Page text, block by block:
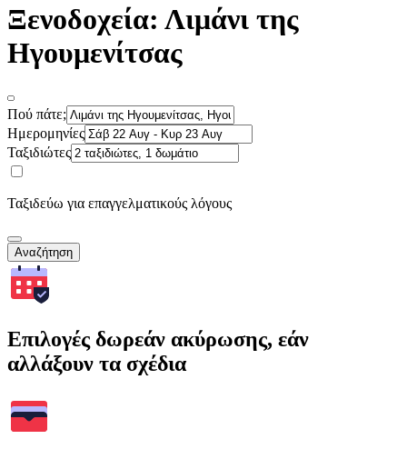
Ξενοδοχεία: Λιμάνι της
Ηγουμενίτσας
Πού πάτε;
Ημερομηνίες
Ταξιδιώτες
Ταξιδεύω για επαγγελματικούς λόγους
Αναζήτηση
Επιλογές δωρεάν ακύρωσης, εάν
αλλάξουν τα σχέδια